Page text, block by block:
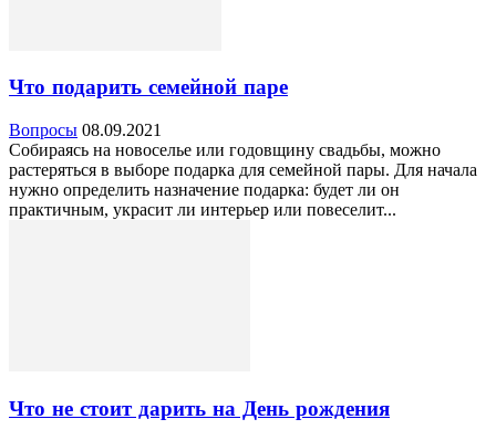
Что подарить семейной паре
Вопросы 08.09.2021
Собираясь на новоселье или годовщину свадьбы, можно
растеряться в выборе подарка для семейной пары. Для начала
нужно определить назначение подарка: будет ли он
практичным, украсит ли интерьер или повеселит...
Что не стоит дарить на День рождения